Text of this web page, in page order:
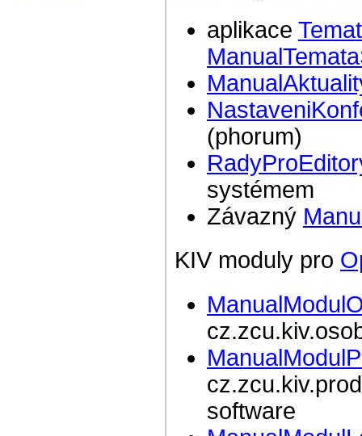
aplikace
(phorum)
systémem
Závazný
KIV moduly pro
software